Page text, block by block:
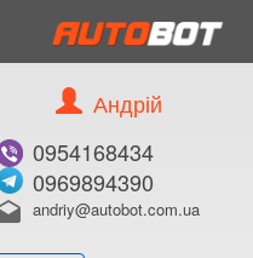
Андрій
0954168434
0969894390
andriy@autobot.com.ua